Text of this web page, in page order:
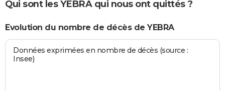
Qui sont les YEBRA qui nous ont quittés ?
Evolution du nombre de décès de YEBRA
Données exprimées en nombre de décès (source :
Insee)